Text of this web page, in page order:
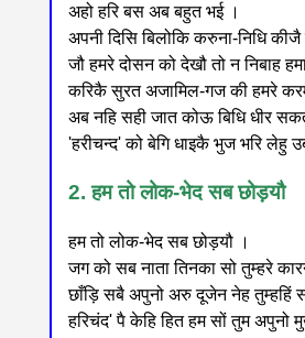
अहो हरि बस अब बहुत भई ।
अपनी दिसि बिलोकि करुना-निधि कीजै
जौ हमरे दोसन को देखौ तो न निबाह
करिकै सुरत अजामिल-गज की हमरे
अब नहि सही जात कोऊ बिधि धीर
'हरीचन्द' को बेगि धाइकै भुज भरि लेहु
2. हम तो लोक-भेद सब छोड़यौ
हम तो लोक-भेद सब छोड़यौ ।
जग को सब नाता तिनका सो तुम्हरे
छाँड़ि सबै अपुनो अरु दूजेन नेह तुम्हहिं
हरिचंद' पै केहि हित हम सों तुम अपुनो